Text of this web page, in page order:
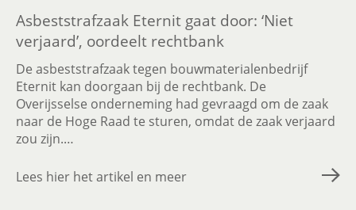
Asbeststrafzaak Eternit gaat door: ‘Niet
verjaard’, oordeelt rechtbank
De asbeststrafzaak tegen bouwmaterialenbedrijf
Eternit kan doorgaan bij de rechtbank. De
Overijsselse onderneming had gevraagd om de zaak
naar de Hoge Raad te sturen, omdat de zaak verjaard
zou zijn.…
Lees hier het artikel en meer